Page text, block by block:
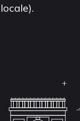
locale).